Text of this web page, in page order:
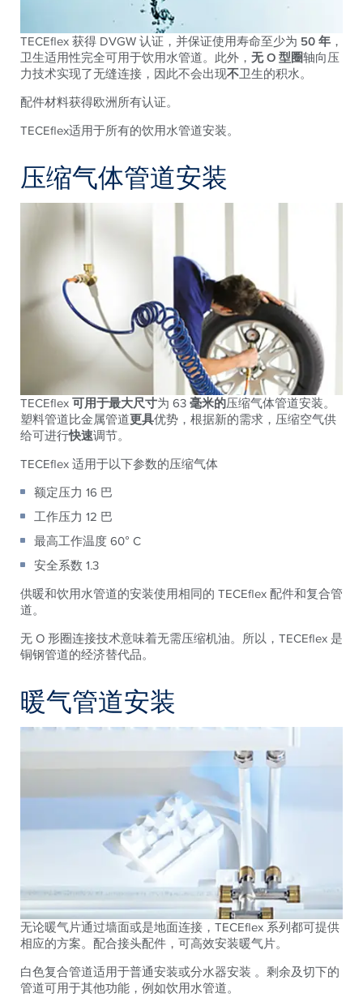
TECEflex 获得 DVGW 认证，并保证使用寿命至少为 50 年 ，
卫生适用性完全可用于饮用水管道。此外， 无 O型圈轴向压
力技术实现了无缝连接，因此不会出现不卫生的积水。
配件材料获得欧洲所有认证。
TECEflex适用于所有的饮用水管道安装。
压缩气体管道安装
TECEflex可用于最大尺寸为 63毫米的压缩气体管道安装。
塑料管道比金属管道更具优势，根据新的需求，压缩空气供
给可进行快速调节。
TECEflex 适用于以下参数的压缩气体
额定压力 16 巴
工作压力 12 巴
最高工作温度 60° C
安全系数 1.3
供暖和饮用水管道的安装使用相同的 TECEflex 配件和复合管
道。
无 O 形圈连接技术意味着无需压缩机油。所以，TECEflex 是
铜钢管道的经济替代品。
暖气管道安装
无论暖气片通过墙面或是地面连接，TECEflex 系列都可提供
相应的方案。配合接头配件，可高效安装暖气片。
白色复合管道适用于普通安装或分水器安装 。剩余及切下的
管道可用于其他功能，例如饮用水管道。